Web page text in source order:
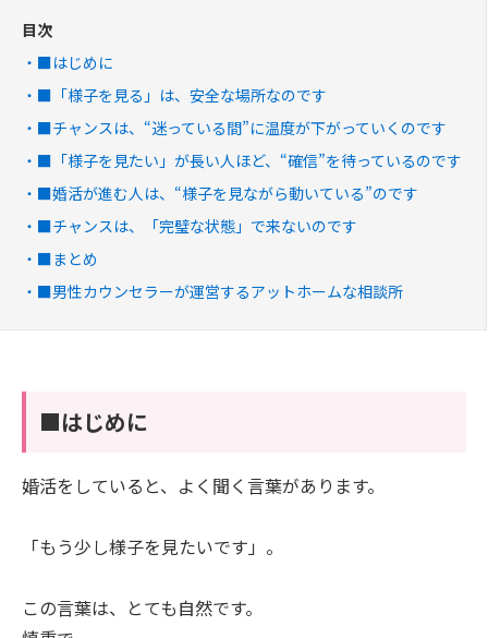
目次
■はじめに
■「様子を見る」は、安全な場所なのです
■チャンスは、“迷っている間”に温度が下がっていくのです
■「様子を見たい」が長い人ほど、“確信”を待っているのです
■婚活が進む人は、“様子を見ながら動いている”のです
■チャンスは、「完璧な状態」で来ないのです
■まとめ
■男性カウンセラーが運営するアットホームな相談所
■はじめに
婚活をしていると、よく聞く言葉があります。
「もう少し様子を見たいです」。
この言葉は、とても自然です。